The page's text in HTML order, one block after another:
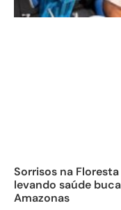
Sorrisos na
levando saúde
Amazonas